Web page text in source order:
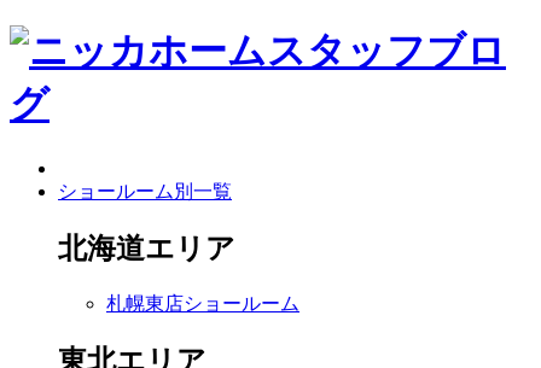
ショールーム別一覧
北海道エリア
札幌東店ショールーム
東北エリア